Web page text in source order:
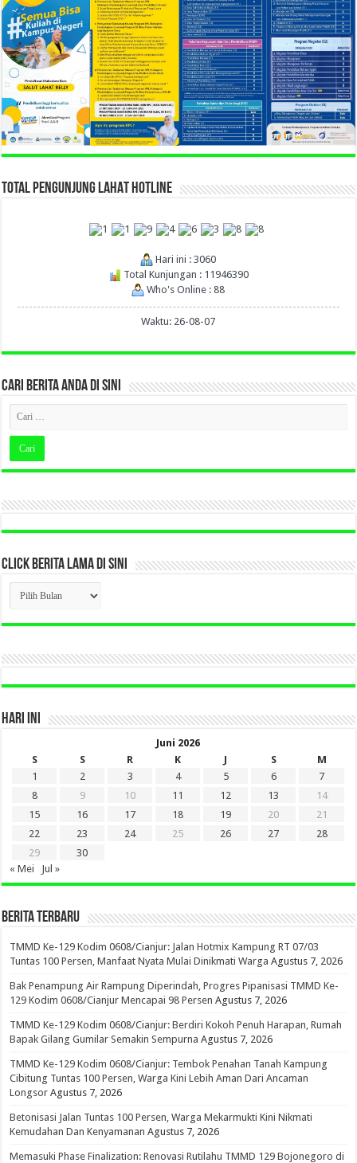
TOTAL PENGUNJUNG LAHAT HOTLINE
Hari ini : 3060
Total Kunjungan : 11946390
Who's Online : 88
Waktu: 26-08-07
CARI BERITA ANDA DI SINI
CLICK BERITA LAMA DI SINI
CLICK
BERITA
LAMA
DI
HARI INI
Juni 2026
S
S R K J S
M
1
2 3 4 5 6
7
8
9 10 11 12 13
14
15
16 17 18 19 20
21
22
23 24 25 26 27
28
29
30
« Mei
Jul »
BERITA TERBARU
TMMD Ke-129 Kodim 0608/Cianjur: Jalan Hotmix Kampung RT 07/03
Tuntas 100 Persen, Manfaat Nyata Mulai Dinikmati Warga Agustus 7, 2026
Bak Penampung Air Rampung Diperindah, Progres Pipanisasi TMMD Ke-
129 Kodim 0608/Cianjur Mencapai 98 Persen Agustus 7, 2026
TMMD Ke-129 Kodim 0608/Cianjur: Berdiri Kokoh Penuh Harapan, Rumah
Bapak Gilang Gumilar Semakin Sempurna Agustus 7, 2026
TMMD Ke-129 Kodim 0608/Cianjur: Tembok Penahan Tanah Kampung
Cibitung Tuntas 100 Persen, Warga Kini Lebih Aman Dari Ancaman
Longsor Agustus 7, 2026
Betonisasi Jalan Tuntas 100 Persen, Warga Mekarmukti Kini Nikmati
Kemudahan Dan Kenyamanan Agustus 7, 2026
Memasuki Phase Finalization: Renovasi Rutilahu TMMD 129 Bojonegoro di